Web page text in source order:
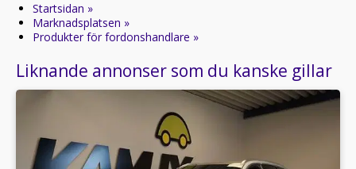
Startsidan »
Marknadsplatsen »
Produkter för fordonshandlare »
Liknande annonser som du kanske gillar